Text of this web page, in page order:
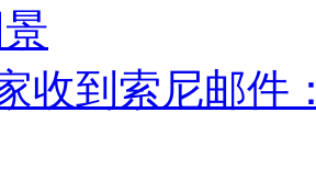
收到索尼邮件